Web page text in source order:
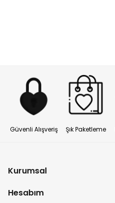
Güvenli Alışveriş Şık Paketleme
Kurumsal
Hesabım